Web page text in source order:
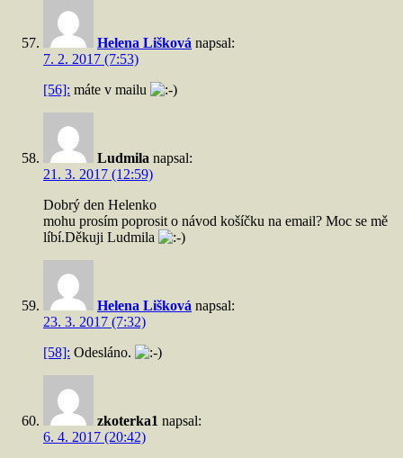
Helena Lišková napsal:
7. 2. 2017 (7:53)
[56]: máte v mailu
Ludmila napsal:
21. 3. 2017 (12:59)
Dobrý den Helenko
mohu prosím poprosit o návod košíčku na email? Moc se mě
líbí.Děkuji Ludmila
Helena Lišková napsal:
23. 3. 2017 (7:32)
[58]: Odesláno.
zkoterka1 napsal:
6. 4. 2017 (20:42)